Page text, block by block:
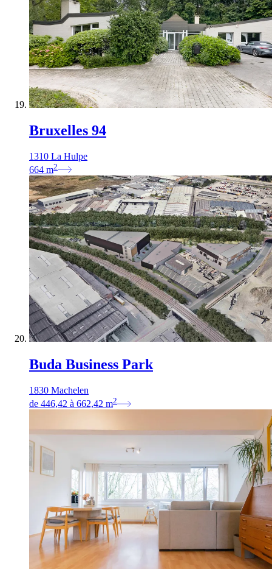
Bruxelles 94
1310 La Hulpe
664 m2
Buda Business Park
1830 Machelen
de 446,42 à 662,42 m2